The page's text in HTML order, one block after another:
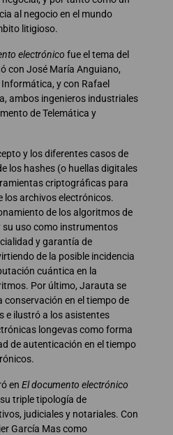
al negocio en el mundo
litigioso.
electrónico fue el tema del
con José María Anguiano,
y con Rafael
ambos ingenieros industriales
de Telemática y
y los diferentes casos de
los hashes (o huellas digitales
criptográficas para
los archivos electrónicos.
de los algoritmos de
uso como instrumentos
y garantía de
de la posible incidencia
cuántica en la
Por último, Jarauta se
conservación en el tiempo de
e ilustró a los asistentes
longevas como forma
de autenticación en el tiempo
en El documento electrónico
su triple tipología de
judiciales y notariales. Con
García Mas como